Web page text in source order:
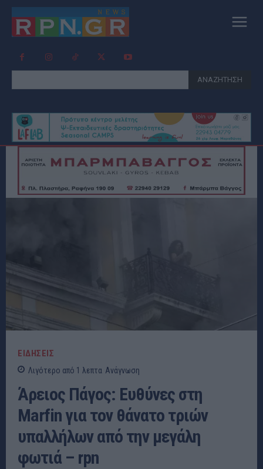
ΑΝΑΖΗΤΗΣΗ
ΕΙΔΗΣΕΙΣ
Λιγότερο από 1 λεπτα Ανάγνωση
Άρειος Πάγος: Ευθύνες στη
Marfin για τον θάνατο τριών
υπαλλήλων από την μεγάλη
φωτιά – rpn